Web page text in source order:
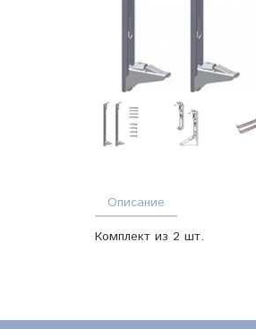
Описание
Комплект из 2 шт.